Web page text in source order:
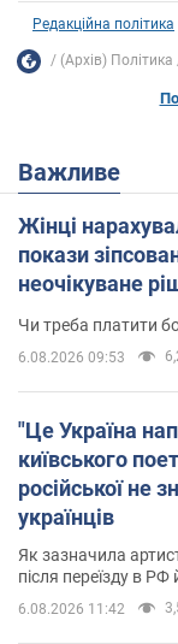
Редакційна політика
(Архів) Політика
Важливе
Жінці
покази
неочікуване
Чи треба платити
6.08.2026 09:53
"Це Україна
київського
російської не
українців
Як зазначила
після переїзду в
6.08.2026 11:42